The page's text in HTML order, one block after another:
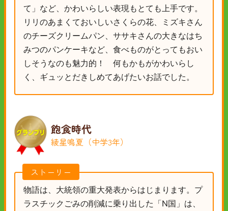
て」など、かわいらしい表現もとても上手です。
リリのあまくておいしいさくらの花、ミズキさん
のチーズクリームパン、ササキさんの大きなはち
みつのパンケーキなど、食べものがとってもおい
しそうなのも魅力的！ 何もかもがかわいらし
く、ギュッとだきしめてあげたいお話でした。
飽食時代
綾星鳴夏（中学3年）
ストーリー
物語は、大統領の重大発表からはじまります。プ
ラスチックごみの削減に乗り出した「N国」は、